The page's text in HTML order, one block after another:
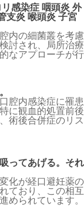
感染症 咽頭炎 外
支炎 喉頭炎 子宮
内の細菌叢を考慮
討され、局所治療
なアプローチが行
腔内感染症に罹患
に観血的処置前後
術後合併症のリス
ってあげる。それ
化が経口避妊薬の
ており、この相互
められています。